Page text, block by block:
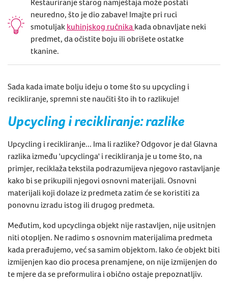
neuredno, što je dio zabave! Imajte pri ruci
smotuljak kuhinjskog ručnika kada obnavljate neki
predmet, da očistite boju ili obrišete ostatke
tkanine.
Sada kada imate bolju ideju o tome što su upcycling i
recikliranje, spremni ste naučiti što ih to razlikuje!
Upcyclingi recikliranje: razlike
Upcycling i recikliranje... Ima li razlike? Odgovor je da! Glavna
razlika između 'upcyclinga' i recikliranja je u tome što, na
primjer, reciklaža tekstila podrazumijeva njegovo rastavljanje
kako bi se prikupili njegovi osnovni materijali. Osnovni
materijali koji dolaze iz predmeta zatim će se koristiti za
ponovnu izradu istog ili drugog predmeta.
Međutim, kod upcyclinga objekt nije rastavljen, nije usitnjen
niti otopljen. Ne radimo s osnovnim materijalima predmeta
kada prerađujemo, već sa samim objektom. Iako će objekt biti
izmijenjen kao dio procesa prenamjene, on nije izmijenjen do
te mjere da se preformulira i obično ostaje prepoznatljiv.